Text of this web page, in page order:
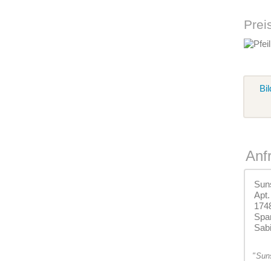
"